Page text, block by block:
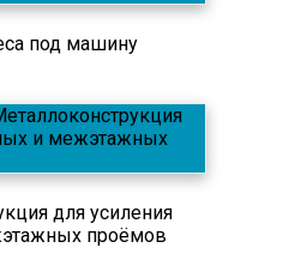
под машину
для усиления
проёмов